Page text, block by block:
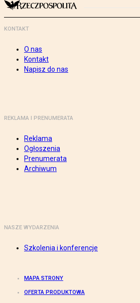
KONTAKT
O nas
Kontakt
Napisz do nas
REKLAMA I PRENUMERATA
Reklama
Ogłoszenia
Prenumerata
Archiwum
NASZE WYDARZENIA
Szkolenia i konferencje
MAPA STRONY
OFERTA PRODUKTOWA